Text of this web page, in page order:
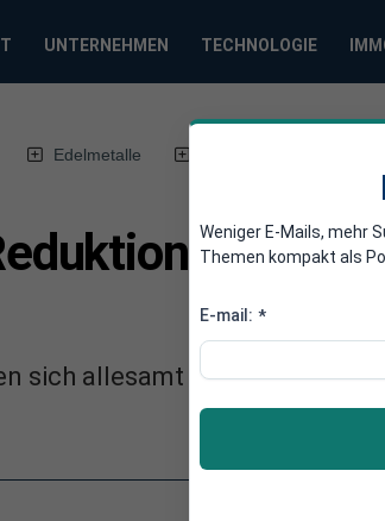
UNTERNEHMEN TECHNOLOGIE
Edelmetalle
des
sich allesamt mit den Zielen
Weniger E-Mails, mehr
Themen kompakt als
E-mail: *